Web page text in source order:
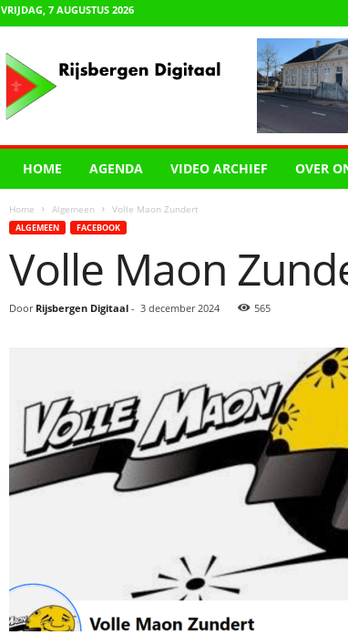
VRIJDAG, 7 AUGUSTUS 2026
HOME AGENDA VIDEO ARCHIEF OVER
Home Algemeen Volle Maon Zundert
ALGEMEEN FACEBOOK
Volle Maon
Door Rijsbergen Digitaal- 3 december 2024 565